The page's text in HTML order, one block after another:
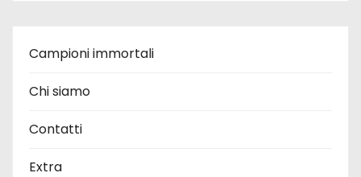
Campioni immortali
Chi siamo
Contatti
Extra